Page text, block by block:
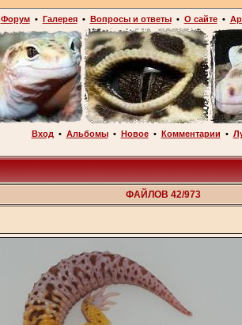
Форум• Галерея• Вопросы и ответы• О сайте•
Вход • Альбомы• Новое• Комментарии •
ФАЙЛОВ 42/973